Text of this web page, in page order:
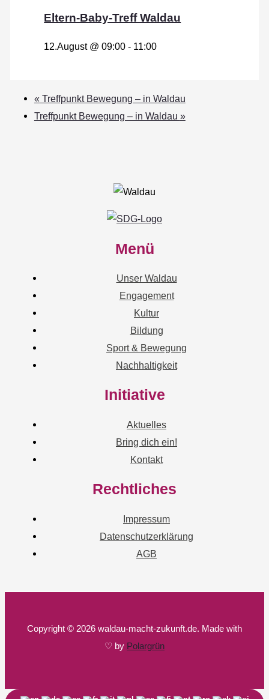
Eltern-Baby-Treff Waldau
12.August @ 09:00 - 11:00
« Treffpunkt Bewegung – in Waldau
Treffpunkt Bewegung – in Waldau »
Menü
Unser Waldau
Engagement
Kultur
Bildung
Sport & Bewegung
Nachhaltigkeit
Initiative
Aktuelles
Bring dich ein!
Kontakt
Rechtliches
Impressum
Datenschutzerklärung
AGB
Copyright © 2026 waldau-macht-zukunft.de. Made with
♡ by Polargrün